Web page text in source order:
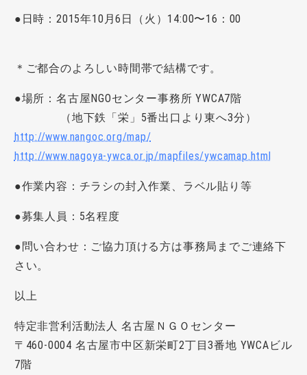
●日時：2015年10月6日（火）14:00〜16：00
＊ご都合のよろしい時間帯で結構です。
●場所：名古屋NGOセンター事務所YWCA7階
（地下鉄「栄」5番出口より東へ3分）
http://www.nangoc.org/map/
http://www.nagoya-ywca.or.jp/mapfiles/ywcamap.html
●作業内容：チラシの封入作業、ラベル貼り等
●募集人員：5名程度
●問い合わせ：ご協力頂ける方は事務局までご連絡下
さい。
以上
特定非営利活動法人 名古屋ＮＧＯセンター
〒460-0004 名古屋市中区新栄町2丁目3番地 YWCA ビル
7階